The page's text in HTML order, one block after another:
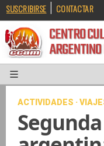
SUSCRIBIRSE | CONTACTAR
CENTRO
ACTIVIDADES ·